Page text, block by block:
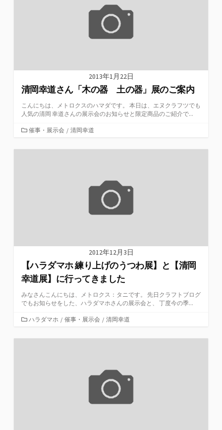
2013年1月22日
清岡幸道さん「木の器 土の器」展のご案内
こんにちは、メトロクスのハマダです。 本日は、エヌクラフツでも
人気の清岡 幸道さんの展示会のお知らせと限定商品のご紹介で...
カ
ゴ
催事・展示会 / 清岡幸道
2012年12月3日
【ハラダマホ 練り上げのうつわ展】と【清岡
幸道展】に行ってきました
みなさんこんにちは、メトロクス：タニです。 先日クラフトブログ
でもお知らせをした、ハラダマホさんの展示会と、 丁度今の季...
カ
ゴ
ハラダマホ / 催事・展示会 / 清岡幸道